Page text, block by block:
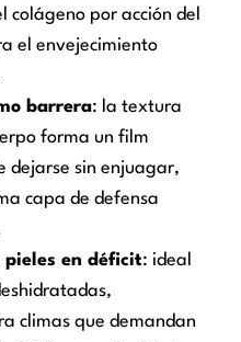
por acción del
el envejecimiento
barrera: la textura
forma un film
dejarse sin enjuagar,
capa de defensa
pieles en déficit: ideal
climas que demandan